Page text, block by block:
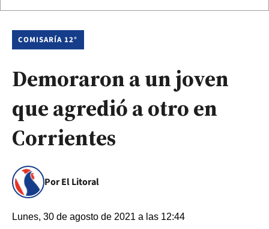
COMISARÍA 12°
Demoraron a un joven
que agredió a otro en
Corrientes
Por El Litoral
Lunes, 30 de agosto de 2021 a las 12:44